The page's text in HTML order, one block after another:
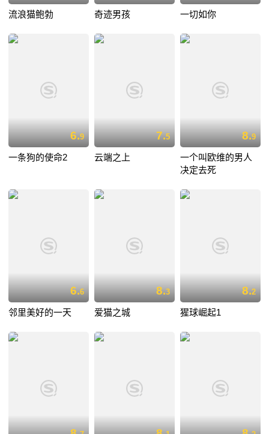
流浪猫鲍勃 奇迹男孩 一切如你
6.9
一条狗的使命2
7.5
云端之上
8.9
一个叫欧维的男人
决定去死
6.6
邻里美好的一天
8.3
爱猫之城
8.2
猩球崛起1